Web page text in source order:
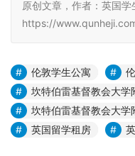
原创文章，作者：英国学
https://
伦敦学生公寓
坎特伯雷基督教会大学
坎特伯雷基督教会大学
英国留学租房